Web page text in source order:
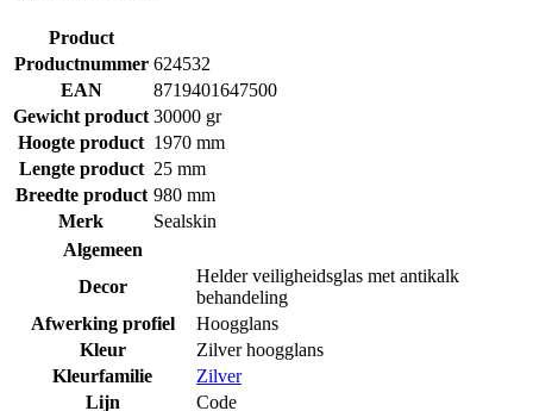
Product
Productnummer 624532
EAN
8719401647500
Gewicht product 30000 gr
Hoogte product 1970 mm
Lengte product 25 mm
Breedte product 980 mm
Merk
Sealskin
Algemeen
Decor
Helder veiligheidsglas met antikalk
behandeling
Afwerking profiel
Hoogglans
Kleur
Zilver hoogglans
Kleurfamilie
Zilver
Lijn
Code